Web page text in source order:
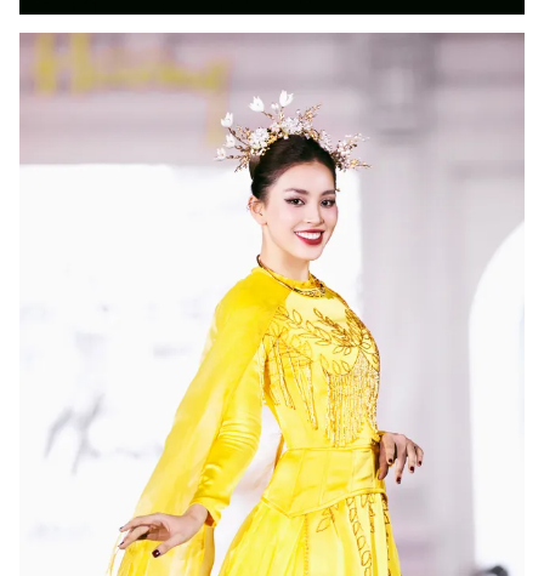
Tổng đài VTV:024.38 355 931 - 024.38 355 932
Ðiện thoại Thời báo VTV: 024.66 897 897
toasoan@vtv.vn
024-7300.7108
® Cấm sao chép dưới mọi hình thức nếu không có sự chấp
thuận bằng văn bản. Ghi rõ nguồn VTV.vn khi phát hành lại
thông tin từ website này.